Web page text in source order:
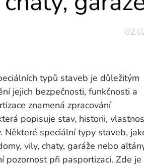
typů staveb je důležitým
jejich bezpečnosti, funkčnosti a
znamená zpracování
popisuje stav, historii,
Některé speciální typy staveb,
vily, chaty, garáže nebo
pozornost při pasportizaci. Zde je